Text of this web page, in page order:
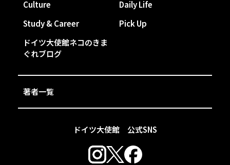
ドイツ大使館 公式SNS
Culture
Daily Life
Study & Career
Pick Up
ドイツ大使館ネコのきま
ぐれブログ
著者一覧